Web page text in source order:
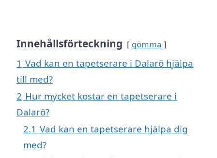
Innehållsförteckning gömma
1 Vad kan en tapetserare i Dalarö hjälpa
till med?
2 Hur mycket kostar en tapetserare i
Dalarö?
2.1 Vad kan en tapetserare hjälpa dig
med?